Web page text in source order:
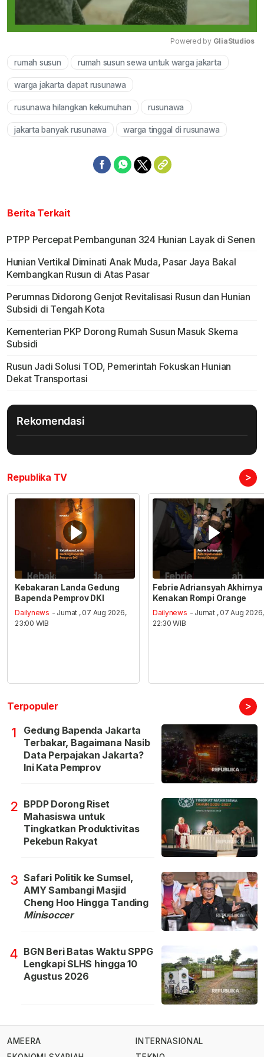
Mute
Powered by GliaStudios
rumah susun rumah susun sewa untuk warga jakarta
warga jakarta dapat rusunawa
rusunawa hilangkan kekumuhan rusunawa
jakarta banyak rusunawa warga tinggal di rusunawa
Berita Terkait
PTPP Percepat Pembangunan 324 Hunian Layak di Senen
Hunian Vertikal Diminati Anak Muda, Pasar Jaya Bakal
Kembangkan Rusun di Atas Pasar
Perumnas Didorong Genjot Revitalisasi Rusun dan Hunian
Subsidi di Tengah Kota
Kementerian PKP Dorong Rumah Susun Masuk Skema
Subsidi
Rusun Jadi Solusi TOD, Pemerintah Fokuskan Hunian
Dekat Transportasi
Rekomendasi
Republika TV >
Kebakaran Landa Gedung
Bapenda Pemprov DKI
Dailynews - Jumat , 07 Aug 2026,
23:00 WIB
Febrie Adriansyah Akhirnya
Kenakan Rompi Orange
Dailynews - Jumat , 07 Aug 2026,
22:30 WIB
Terpopuler >
1
Gedung Bapenda Jakarta
Terbakar, Bagaimana Nasib
Data Perpajakan Jakarta?
Ini Kata Pemprov
2 BPDP Dorong Riset
Mahasiswa untuk
Tingkatkan Produktivitas
Pekebun Rakyat
3 Safari Politik ke Sumsel,
AMY Sambangi Masjid
Cheng Hoo Hingga Tanding
Minisoccer
4 BGN Beri Batas Waktu SPPG
Lengkapi SLHS hingga 10
Agustus 2026
AMEERA
INTERNASIONAL